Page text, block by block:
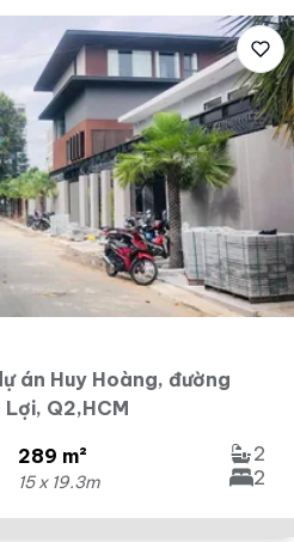
án Huy Hoàng, đường
Q2,HCM
289 m²
15 x 19.3m
2
2